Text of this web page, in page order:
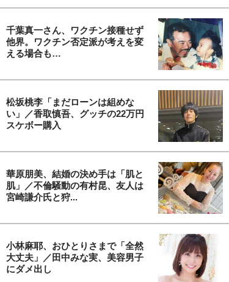
千葉真一さん、ワクチン接種せず
他界。ワクチン否定派が考えを変
える場合も…
松坂桃李「まだローンは組めな
い」／香取慎吾、グッチの22万円
スケボー購入
華原朋美、結婚の決め手は「肌と
肌」／不倫騒動の有村昆、友人は
宮崎謙介氏と狩...
小林麻耶、おひとりさまで「全然
大丈夫」／田中みな実、美容男子
にダメ出し